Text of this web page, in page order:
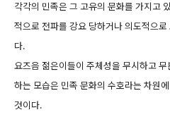
각각의 민족은 그 고유의 문화를 가지고
적으로 전파를 강요 당하거나 의도적으
다.
요즈음 젊은이들이 주체성을 무시하고
하는 모습은 민족 문화의 수호라는 차원
것이다.